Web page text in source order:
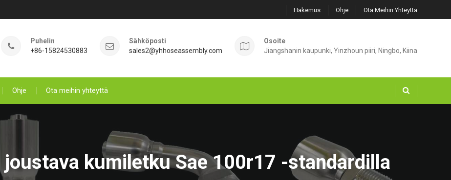
Hakemus Ohje Ota Meihin Yhteyttä
Puhelin
+86-15824530883
Sähköposti
sales2@yhhoseassembly.com
Osoite
Jiangshanin kaupunki, Yinzhoun piiri, Ningbo, Kiina
Ohje Ota meihin yhteyttä
joustava kumiletku Sae 100r17 -standardilla